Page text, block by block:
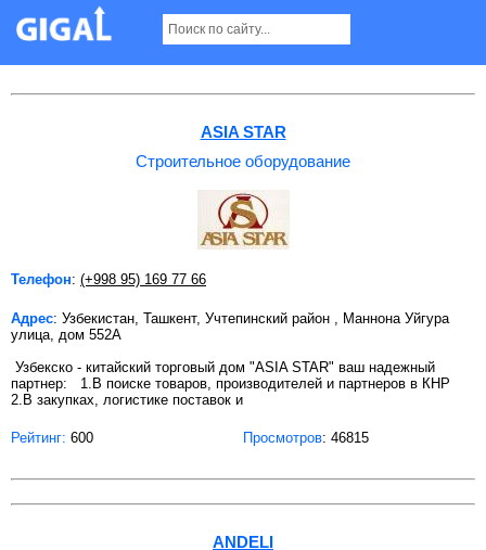
Строительное оборудование в Ташкенте
ASIA STAR
Строительное оборудование
Телефон: (+998 95) 169 77 66
Адрес: Узбекистан, Ташкент, Учтепинский район , Маннона Уйгура
улица, дом 552А
Узбекско - китайский торговый дом "ASIA STAR" ваш надежный
партнер: 1.В поиске товаров, производителей и партнеров в КНР
2.В закупках, логистике поставок и
Рейтинг: 600 Просмотров: 46815
ANDELI